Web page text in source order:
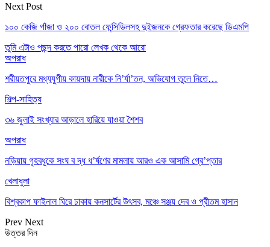
Next Post
১০০ কেজি গাঁজা ও ২০০ বোতল ফেন্সিডিলসহ দুইজনকে গ্রেফতার করেছে ডিএমপি
তুমি এটাও পছন্দ করতে পারো লেখক থেকে আরো
অপরাধ
শরীয়তপুরে মধ্যযুগীয় কায়দায় নারীকে নি’র্যা’তন, অভিযোগ তুলে নিতে…
শিল্প-সাহিত্য
৩৬ জুলাই সংখ্যার আড়ালে হারিয়ে যাওয়া শৈশব
অপরাধ
নড়িয়ায় গৃহবধূকে সংঘ ব দ্ধ ধ’র্ষণের মামলায় আরও এক আসামি গ্রে’প্তার
খেলাধুলা
বিশ্বকাপ ফাইনাল ঘিরে ঢাকায় কনসার্টের উৎসব, মঞ্চে সঞ্জয় দেব ও প্রীতম হাসান
Prev Next
উত্তর দিন